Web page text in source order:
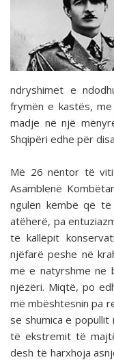
ndryshimet e
frymën e kastës,
madje në një
Shqipëri edhe për
Më 26 nëntor të
Asamblenë
ngulën këmbë që të
atëherë, pa
të kallëpit
njëfarë peshe në
më e natyrshme në
njëzëri. Miqtë, po
më mbështesnin pa
se shumica e
të ekstremit të
desh të harxhoja